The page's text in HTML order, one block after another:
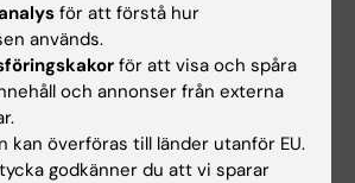
om utbytesstudier
handläggare
för att förstå hur
används.
för att visa och spåra
och annonser från externa
kan överföras till länder utanför EU.
godkänner du att vi sparar